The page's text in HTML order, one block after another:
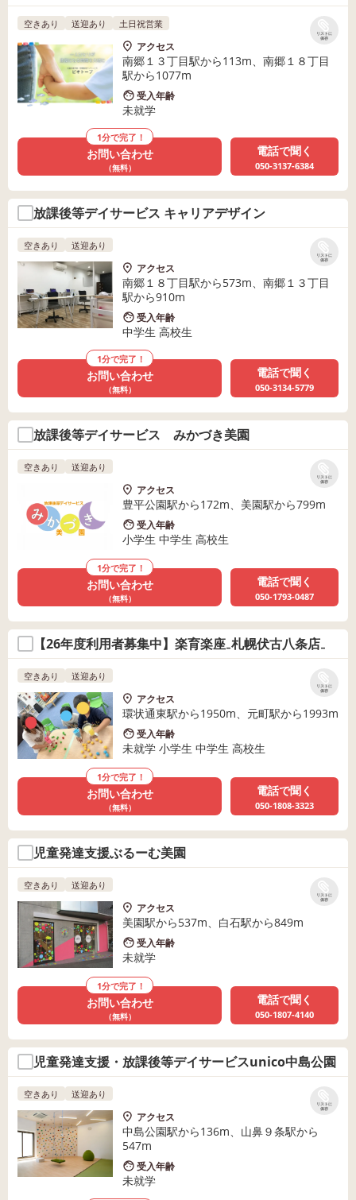
リストに
保存
空きあり 送迎あり 土日祝営業
アクセス
南郷１３丁目駅から113m、南郷１８丁目
駅から1077m
受入年齢
未就学
1分で完了！
お問い合わせ
（無料）
電話で聞く
050-3137-6384
放課後等デイサービス キャリアデザイン
リストに
保存
空きあり 送迎あり
アクセス
南郷１８丁目駅から573m、南郷１３丁目
駅から910m
受入年齢
中学生 高校生
1分で完了！
お問い合わせ
（無料）
電話で聞く
050-3134-5779
放課後等デイサービス みかづき美園
リストに
保存
空きあり 送迎あり
アクセス
豊平公園駅から172m、美園駅から799m
受入年齢
小学生 中学生 高校生
1分で完了！
お問い合わせ
（無料）
電話で聞く
050-1793-0487
【26年度利用者募集中】楽育楽座₋札幌伏古八条店₋
リストに
保存
空きあり 送迎あり
アクセス
環状通東駅から1950m、元町駅から1993m
受入年齢
未就学 小学生 中学生 高校生
1分で完了！
お問い合わせ
（無料）
電話で聞く
050-1808-3323
児童発達支援ぶるーむ美園
リストに
保存
空きあり 送迎あり
アクセス
美園駅から537m、白石駅から849m
受入年齢
未就学
1分で完了！
お問い合わせ
（無料）
電話で聞く
050-1807-4140
児童発達支援・放課後等デイサービスunico中島公園
リストに
保存
空きあり 送迎あり
アクセス
中島公園駅から136m、山鼻９条駅から
547m
受入年齢
未就学